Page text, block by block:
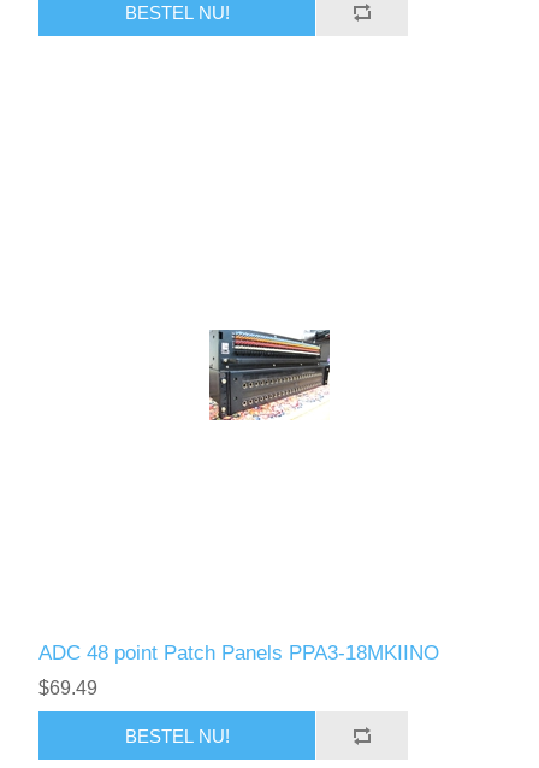
BESTEL NU!
ADC 48 point Patch Panels PPA3-18MKIINO
$69.49
BESTEL NU!